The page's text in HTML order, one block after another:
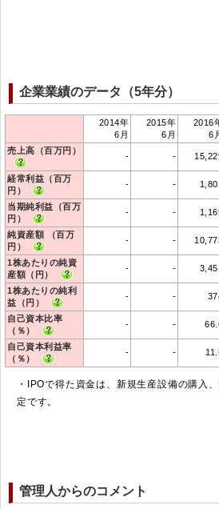
企業業績のデータ（5年分）
2014年
6月
2015年
6月
2016
6
売上高（百万円）
- -
経常利益（百万
円）
- -
当期純利益（百万
円）
- -
純資産額 （百万
円）
- -
1株あたりの純資
産額（円）
- -
1株あたりの純利
益（円）
- -
自己資本比率
（％）
- -
自己資本利益率
（％）
- -
・IPOで得た資金は、新規生産設備の購入
定です。
管理人からのコメント